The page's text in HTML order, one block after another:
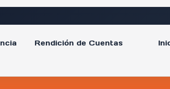
Rendición de Cuentas